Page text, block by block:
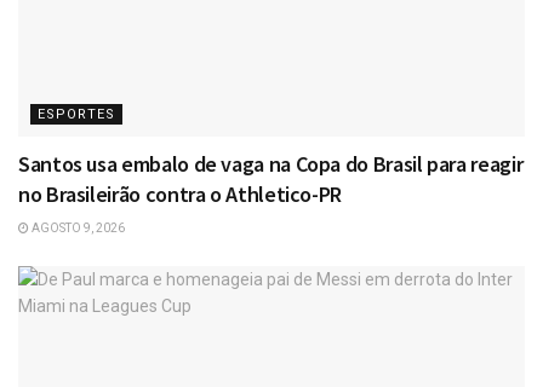
ESPORTES
Santos usa embalo de vaga na Copa do Brasil para reagir
no Brasileirão contra o Athletico-PR
AGOSTO 9, 2026